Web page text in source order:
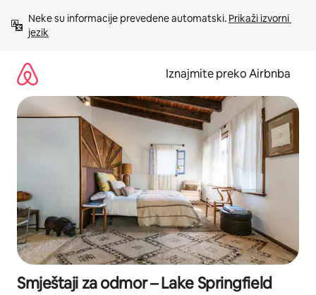
sadržaj
Neke su informacije prevedene automatski. Prikaži izvorni
jezik
Iznajmite preko Airbnba
Smještaji za odmor – Lake Springfield